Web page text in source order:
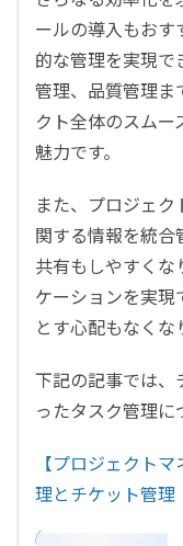
ールの導入もおす
的な管理を実現で
管理、品質管理ま
クト全体のスム
魅力です。
また、プロジェ
関する情報を統合
共有もしやすくな
ケーションを実
とす心配もなくな
下記の記事では、
ったタスク管理に
【プロジェクト
理とチケット管理